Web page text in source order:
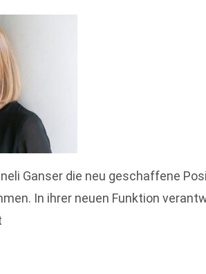
Ganser die neu geschaffene
In ihrer neuen Funktion